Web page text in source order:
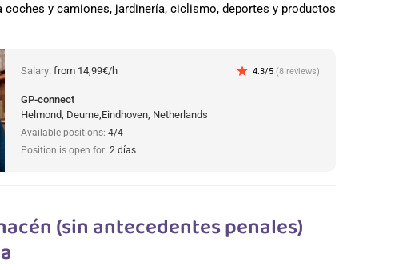
coches y camiones, jardinería, ciclismo, deportes y productos
Salary: from 14,99€/h star 4.3/5 (8 reviews)
GP-connect
Helmond, Deurne,Eindhoven, Netherlands
Available positions: 4/4
Position is open for: 2 días
(sin antecedentes penales)